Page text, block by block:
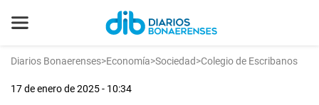
Diarios Bonaerenses>Economía>Sociedad>Colegio de Escribanos
17 de enero de 2025 - 10:34